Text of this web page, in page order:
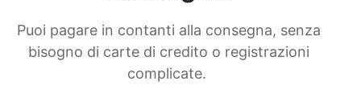
Puoi pagare in contanti alla consegna, senza
bisogno di carte di credito o registrazioni
complicate.